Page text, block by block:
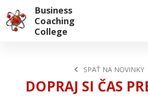
Business
Coaching
College
SPÄŤ NA NOVINKY
DOPRAJ SI ČAS